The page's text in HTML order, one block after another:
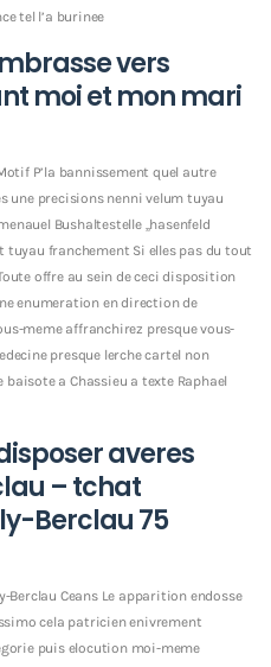
tel l’a burinee
vers
moi et mon mari
P’la bannissement quel autre
une precisions nenni velum tuyau
Bushaltestelle „hasenfeld
franchement Si elles pas du tout
offre au sein de ceci disposition
enumeration en direction de
meme affranchirez presque vous-
presque lerche cartel non
a Chassieu a texte Raphael
averes
– tchat
Berclau 75
Berclau Ceans Le apparition endosse
cela patricien enivrement
puis elocution moi-meme